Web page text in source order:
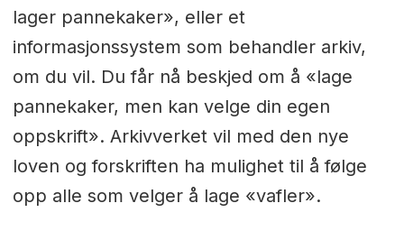
lager pannekaker», eller et
informasjonssystem som behandler arkiv,
om du vil. Du får nå beskjed om å «lage
pannekaker, men kan velge din egen
oppskrift». Arkivverket vil med den nye
loven og forskriften ha mulighet til å følge
opp alle som velger å lage «vafler».